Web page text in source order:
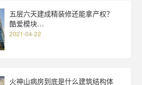
五层六天建成精装修还能拿产权？
酷爱模块…
2021-04-22
火神山病房到底是什么建筑结构体